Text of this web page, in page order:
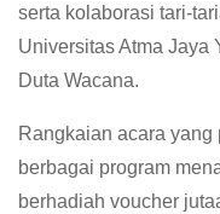
serta kolaborasi tari-
Universitas Atma Jaya
Duta Wacana.
Rangkaian acara
berbagai program
berhadiah voucher